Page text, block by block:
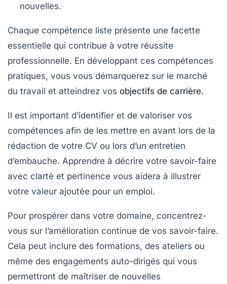
nouvelles.
Chaque compétence liste présente une facette
essentielle qui contribue à votre réussite
professionnelle. En développant ces compétences
pratiques, vous vous démarquerez sur le marché
du travail et atteindrez vos objectifs de carrière.
Il est important d’identifier et de valoriser vos
compétences afin de les mettre en avant lors de la
rédaction de votre CV ou lors d’un entretien
d’embauche. Apprendre à décrire votre savoir-faire
avec clarté et pertinence vous aidera à illustrer
votre valeur ajoutée pour un emploi.
Pour prospérer dans votre domaine, concentrez-
vous sur l’amélioration continue de vos savoir-faire.
Cela peut inclure des formations, des ateliers ou
même des engagements auto-dirigés qui vous
permettront de maîtriser de nouvelles